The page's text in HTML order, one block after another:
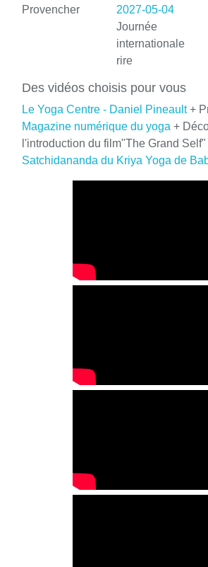
Provencher
2027-05-04
Journée
internationale
rire
Des vidéos choisis pour vous
Le Yoga Centre - Daniel Pineault+
Magazine numérique du yoga +
l'introduction du film"The Grand Self"
Satchidananda du Kriya Yoga de